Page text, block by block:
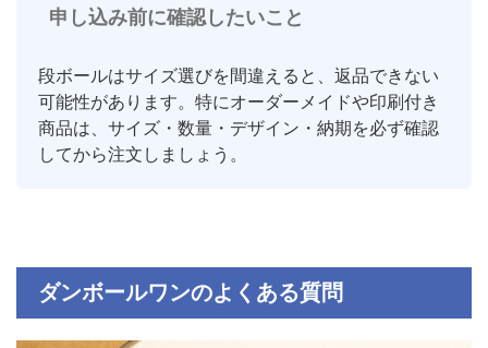
申し込み前に確認したいこと
段ボールはサイズ選びを間違えると、返品できない
可能性があります。特にオーダーメイドや印刷付き
商品は、サイズ・数量・デザイン・納期を必ず確認
してから注文しましょう。
ダンボールワンのよくある質問